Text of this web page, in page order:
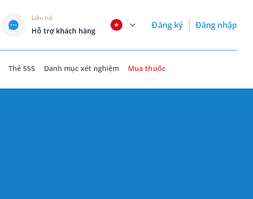
Liên hệ
Hỗ trợ khách hàng
Đăng ký Đăng nhập
Thẻ 555 Danh mục xét nghiệm Mua thuốc